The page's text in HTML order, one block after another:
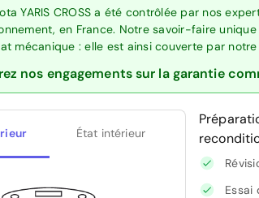
YARIS CROSS a été contrôlée par nos
en France. Notre savoir-faire
mécanique : elle est ainsi couverte par
nos engagements sur la garantie
État intérieur
Essai